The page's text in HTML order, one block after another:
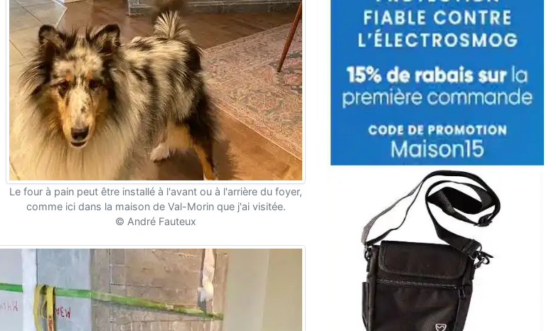
Le four à pain peut être installé à l'avant ou à l'arrière du foyer,
comme ici dans la maison de Val-Morin que j'ai visitée.
© André Fauteux